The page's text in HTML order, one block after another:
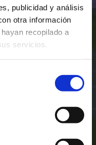
publicidad y análisis
otra información
recopilado a
servicios.